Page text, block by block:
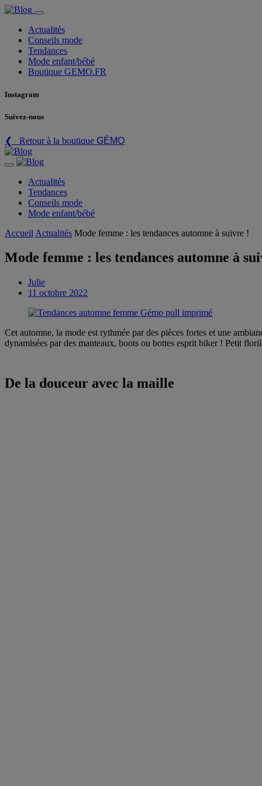
Actualités
Conseils mode
Tendances
Mode enfant/bébé
Boutique GEMO.FR
Instagram
Suivez-nous
❮ Retour à la boutique GÉMO
Actualités
Tendances
Conseils mode
Mode enfant/bébé
Accueil Actualités Mode femme : les tendances automne à suivre !
Mode femme : les tendances automne à
Julie
11 octobre 2022
Cet automne, la mode est rythmée par des pièces fortes et une
dynamisées par des manteaux, boots ou bottes esprit biker ! Petit
De la douceur avec la maille